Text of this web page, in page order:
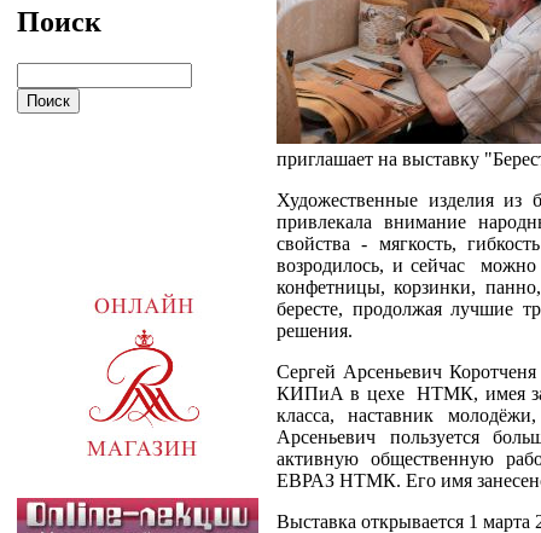
Поиск
приглашает на выставку
Художественные изделия из
привлекала внимание
свойства - мягкость,
возродилось, и сейчас
можно
конфетницы, корзинки,
бересте, продолжая лучшие
решения.
Сергей Арсеньевич
КИПиА в цехе
НТМК, имея за
класса, наставник
Арсеньевич пользуется
активную общественную
ЕВРАЗ НТМК. Его имя
Выставка открывается 1 марта